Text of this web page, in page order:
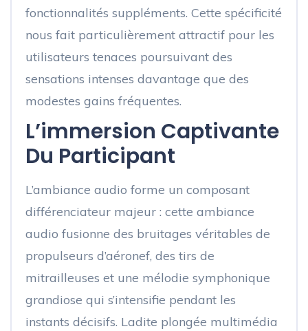
fonctionnalités suppléments. Cette spécificité
nous fait particulièrement attractif pour les
utilisateurs tenaces poursuivant des
sensations intenses davantage que des
modestes gains fréquentes.
L’immersion Captivante
Du Participant
L’ambiance audio forme un composant
différenciateur majeur : cette ambiance
audio fusionne des bruitages véritables de
propulseurs d’aéronef, des tirs de
mitrailleuses et une mélodie symphonique
grandiose qui s’intensifie pendant les
instants décisifs. Ladite plongée multimédia